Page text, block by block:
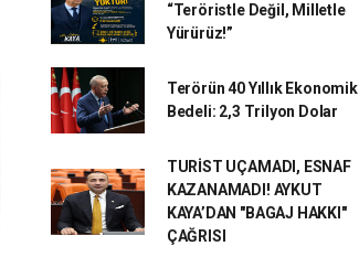
“Teröristle Değil, Milletle
Yürürüz!”
Terörün 40 Yıllık Ekonomik
Bedeli: 2,3 Trilyon Dolar
TURİST UÇAMADI, ESNAF
KAZANAMADI! AYKUT
KAYA’DAN "BAGAJ HAKKI"
ÇAĞRISI